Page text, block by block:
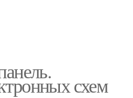
схем